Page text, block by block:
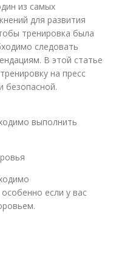
из самых
для развития
тренировка была
следовать
В этой статье
на пресс
безопасной.
выполнить
если у вас